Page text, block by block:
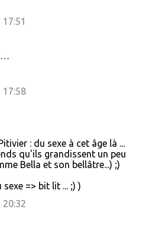
17:58
: du sexe à cet âge là ...
qu'ils grandissent un peu
Bella et son bellâtre...) ;)
=> bit lit ... ;) )
20:32